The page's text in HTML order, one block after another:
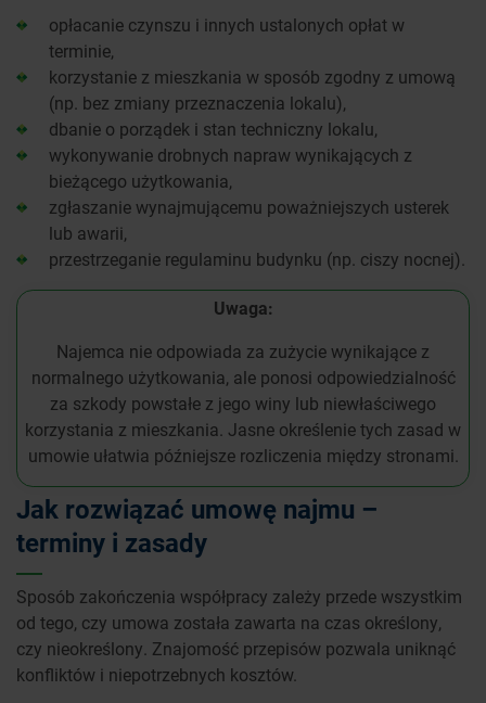
opłacanie czynszu i innych ustalonych opłat w
terminie,
korzystanie z mieszkania w sposób zgodny z umową
(np. bez zmiany przeznaczenia lokalu),
dbanie o porządek i stan techniczny lokalu,
wykonywanie drobnych napraw wynikających z
bieżącego użytkowania,
zgłaszanie wynajmującemu poważniejszych usterek
lub awarii,
przestrzeganie regulaminu budynku (np. ciszy nocnej).
Uwaga:
Najemca nie odpowiada za zużycie wynikające z
normalnego użytkowania, ale ponosi odpowiedzialność
za szkody powstałe z jego winy lub niewłaściwego
korzystania z mieszkania. Jasne określenie tych zasad w
umowie ułatwia późniejsze rozliczenia między stronami.
Jak rozwiązać umowę najmu –
terminy i zasady
Sposób zakończenia współpracy zależy przede wszystkim
od tego, czy umowa została zawarta na czas określony,
czy nieokreślony. Znajomość przepisów pozwala uniknąć
konfliktów i niepotrzebnych kosztów.